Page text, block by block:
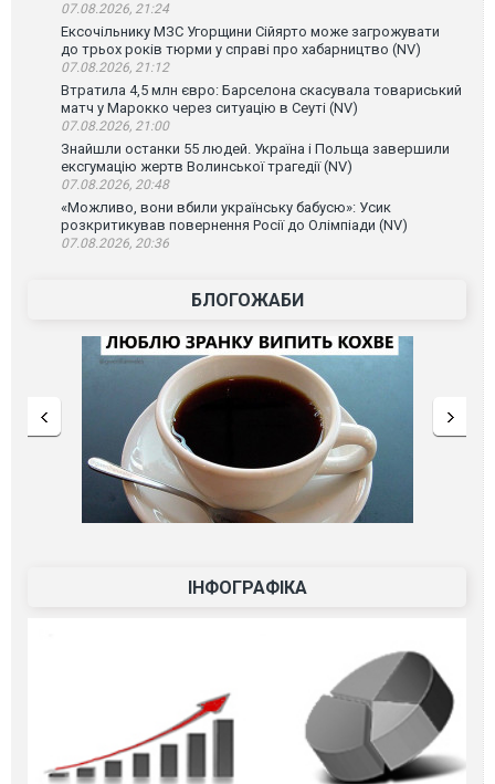
07.08.2026, 21:24
Ексочільнику МЗС Угорщини Сійярто може загрожувати
до трьох років тюрми у справі про хабарництво (NV)
07.08.2026, 21:12
Втратила 4,5 млн євро: Барселона скасувала товариський
матч у Марокко через ситуацію в Сеуті (NV)
07.08.2026, 21:00
Знайшли останки 55 людей. Україна і Польща завершили
ексгумацію жертв Волинської трагедії (NV)
07.08.2026, 20:48
«Можливо, вони вбили українську бабусю»: Усик
розкритикував повернення Росії до Олімпіади (NV)
07.08.2026, 20:36
БЛОГОЖАБИ
ІНФОГРАФІКА